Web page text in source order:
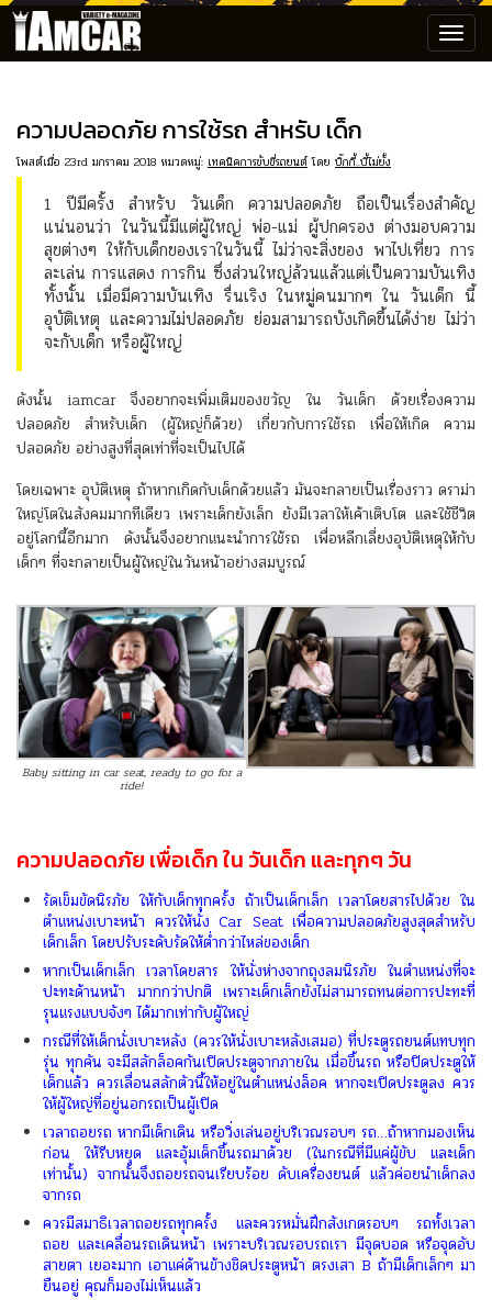
ความปลอดภัย การใช้รถ สำหรับ เด็ก
โพสต์เมื่อ 23rd มกราคม 2018 หมวดหมู่: เทคนิคการขับขี่รถยนต์โดย บิ๊กกี้..บี้ไม่ยั้ง
1 ปีมีครั้ง สำหรับ วันเด็ก ความปลอดภัย ถือเป็นเรื่องสำคัญ
แน่นอนว่า ในวันนี้มีแต่ผู้ใหญ่ พ่อ-แม่ ผู้ปกครอง ต่างมอบความ
สุขต่างๆ ให้กับเด็กของเราในวันนี้ ไม่ว่าจะสิ่งของ พาไปเที่ยว การ
ละเล่น การแสดง การกิน ซึ่งส่วนใหญ่ล้วนแล้วแต่เป็นความบันเทิง
ทั้งนั้น เมื่อมีความบันเทิง รื่นเริง ในหมู่คนมากๆ ใน วันเด็ก นี้
อุบัติเหตุ และความไม่ปลอดภัย ย่อมสามารถบังเกิดขึ้นได้ง่าย ไม่ว่า
จะกับเด็ก หรือผู้ใหญ่
ดังนั้น iamcar จึงอยากจะเพิ่มเติมของขวัญ ใน วันเด็ก ด้วยเรื่องความ
ปลอดภัย สำหรับเด็ก (ผู้ใหญ่ก็ด้วย) เกี่ยวกับการใช้รถ เพื่อให้เกิด ความ
ปลอดภัย อย่างสูงที่สุดเท่าที่จะเป็นไปได้
โดยเฉพาะ อุบัติเหตุ ถ้าหากเกิดกับเด็กด้วยแล้ว มันจะกลายเป็นเรื่องราว ดราม่า
ใหญ่โตในสังคมมากทีเดียว เพราะเด็กยังเล็ก ยังมีเวลาให้เค้าเติบโต และใช้ชีวิต
อยู่โลกนี้อีกมาก ดังนั้นจึงอยากแนะนำการใช้รถ เพื่อหลีกเลี่ยงอุบัติเหตุให้กับ
เด็กๆ ที่จะกลายเป็นผู้ใหญ่ในวันหน้าอย่างสมบูรณ์
Baby sitting in car seat, ready to go for a
ride!
ความปลอดภัย เพื่อเด็ก ใน วันเด็ก และทุกๆ วัน
รัดเข็มขัดนิรภัย ให้กับเด็กทุกครั้ง ถ้าเป็นเด็กเล็ก เวลาโดยสารไปด้วย ใน
ตำแหน่งเบาะหน้า ควรให้นั่ง Car Seat เพื่อความปลอดภัยสูงสุดสำหรับ
เด็กเล็ก โดยปรับระดับรัดให้ต่ำกว่าไหล่ของเด็ก
หากเป็นเด็กเล็ก เวลาโดยสาร ให้นั่งห่างจากถุงลมนิรภัย ในตำแหน่งที่จะ
ปะทะด้านหน้า มากกว่าปกติ เพราะเด็กเล็กยังไม่สามารถทนต่อการปะทะที่
รุนแรงแบบจังๆ ได้มากเท่ากับผู้ใหญ่
กรณีที่ให้เด็กนั่งเบาะหลัง (ควรให้นั่งเบาะหลังเสมอ) ที่ประตูรถยนต์แทบทุก
รุ่น ทุกคัน จะมีสลักล็อคกันเปิดประตูจากภายใน เมื่อขึ้นรถ หรือปิดประตูให้
เด็กแล้ว ควรเลื่อนสลักตัวนี้ให้อยู่ในตำแหน่งล็อค หากจะเปิดประตูลง ควร
ให้ผู้ใหญ่ที่อยู่นอกรถเป็นผู้เปิด
เวลาถอยรถ หากมีเด็กเดิน หรือวิ่งเล่นอยู่บริเวณรอบๆ รถ…ถ้าหากมองเห็น
ก่อน ให้รีบหยุด และอุ้มเด็กขึ้นรถมาด้วย (ในกรณีที่มีแค่ผู้ขับ และเด็ก
เท่านั้น) จากนั้นจึงถอยรถจนเรียบร้อย ดับเครื่องยนต์ แล้วค่อยนำเด็กลง
จากรถ
ควรมีสมาธิเวลาถอยรถทุกครั้ง และควรหมั่นฝึกสังเกตรอบๆ รถทั้งเวลา
ถอย และเคลื่อนรถเดินหน้า เพราะบริเวณรอบรถเรา มีจุดบอด หรือจุดอับ
สายตา เยอะมาก เอาแค่ด้านข้างชิดประตูหน้า ตรงเสา B ถ้ามีเด็กเล็กๆ มา
ยืนอยู่ คุณก็มองไม่เห็นแล้ว